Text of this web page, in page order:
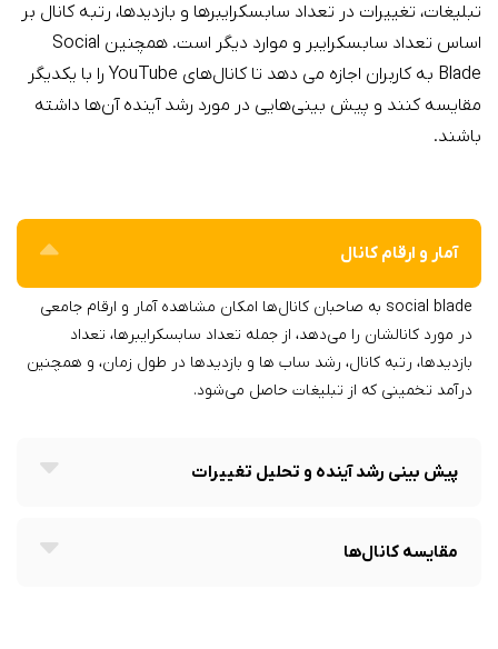
تبلیغات، تغییرات در تعداد سابسکرایبرها و بازدیدها، رتبه کانال بر
اساس تعداد سابسکرایبر و موارد دیگر است. همچنین Social
Blade به کاربران اجازه می دهد تا کانال‌های YouTube را با یکدیگر
مقایسه کنند و پیش بینی‌هایی در مورد رشد آینده آن‌ها داشته
باشند.
آمار و ارقام کانال
social blade به صاحبان کانال‌ها امکان مشاهده آمار و ارقام جامعی
در مورد کانالشان را می‌دهد، از جمله تعداد سابسکرایبرها، تعداد
بازدیدها، رتبه کانال، رشد ساب ها و بازدیدها در طول زمان، و همچنین
درآمد تخمینی که از تبلیغات حاصل می‌شود.
پیش بینی رشد آینده و تحلیل تغییرات
مقایسه کانال‌ها